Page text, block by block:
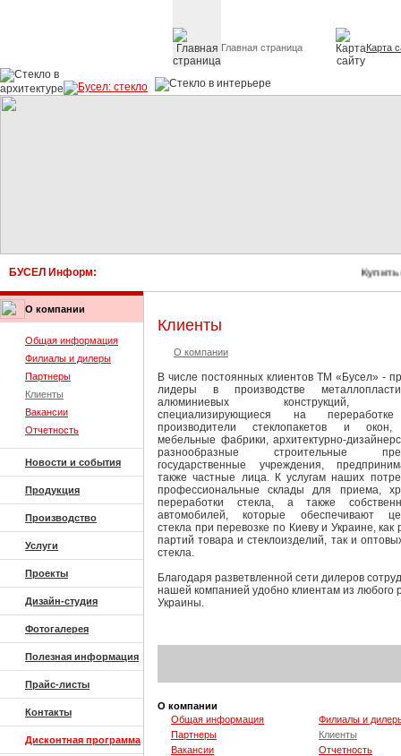
Главная страница Карта
БУСЕЛ Информ:
О компании
Общая информация
Филиалы и дилеры
Партнеры
Клиенты
Вакансии
Отчетность
Новости и события
Продукция
Производство
Услуги
Проекты
Дизайн-студия
Фотогалерея
Полезная информация
Прайс-листы
Контакты
Дисконтная программа
Клиенты
О компании
В числе постоянных клиентов ТМ «Бусел» -
лидеры в производстве
алюминиевых конструкций,
специализирующиеся на
производители стеклопакетов и
мебельные фабрики, архитектурно-
разнообразные строительные
государственные учреждения,
также частные лица. К услугам наших
профессиональные склады для приема,
переработки стекла, а также
автомобилей, которые обеспечивают
стекла при перевозке по Киеву и Украине, как
партий товара и стеклоизделий, так и
стекла.
Благодаря разветвленной сети дилеров
нашей компанией удобно клиентам из любого
Украины.
О компании
Общая информация
Филиалы и
Партнеры
Клиенты
Вакансии
Отчетность